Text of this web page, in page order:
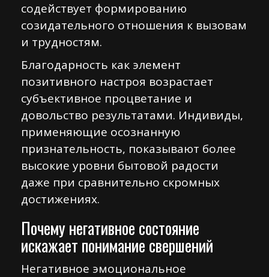
содействует формированию
созидательного отношения к вызовам
и трудностям.
Благодарность как элемент
позитивного настроя возрастает
субъективное процветание и
довольство результатами. Индивиды,
применяющие осознанную
признательность, показывают более
высокие уровни бытовой радости
даже при сравнительно скромных
достижениях.
Почему негативное состояние
искажает понимание свершений
Негативное эмоциональное